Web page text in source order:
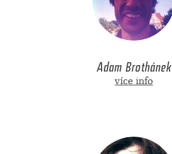
Adam Brothánek
více info